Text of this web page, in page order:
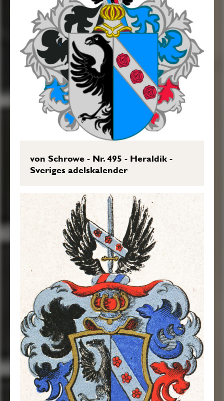
Sköldebrevsavskrifter, RHA, Stf 07:051.
Transkription: Göran Mörner, 2019-09-
21.
von Schrowe - Nr. 495 - Heraldik -
Sveriges adelskalender